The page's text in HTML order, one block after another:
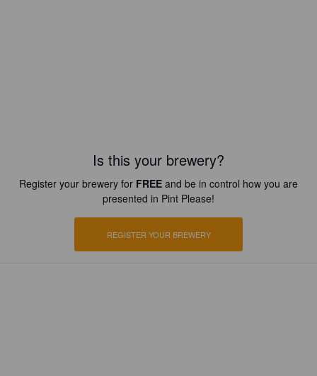
Is this your brewery?
Register your brewery for FREE and be in control how you are
presented in Pint Please!
REGISTER YOUR BREWERY